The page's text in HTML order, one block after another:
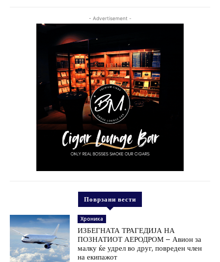
- Advertisement -
Поврзани вести
Хроника
ИЗБЕГНАТА ТРАГЕДИЈА НА
ПОЗНАТИОТ АЕРОДРОМ – Авион за
малку ќе удрел во друг, повреден член
на екипажот